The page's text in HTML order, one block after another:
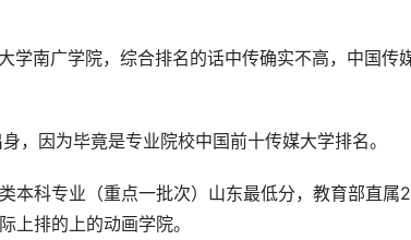
南广学院，综合排名的话中传确实不高，中国传
，因为毕竟是专业院校中国前十传媒大学排名。
本科专业（重点一批次）山东最低分，教育部直属
上排的上的动画学院。